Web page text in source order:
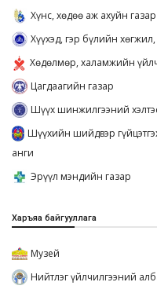
Хүнс, хөдөө аж ахуйн газар
Хүүхэд, гэр бүлийн
Хөдөлмөр, халамжийн
Цагдаагийн газар
Шүүх шинжилгээний
Шүүхийн шийдвэр
анги
Эрүүл мэндийн газар
Харъяа байгууллага
Музей
Нийтлэг үйлчилгээний